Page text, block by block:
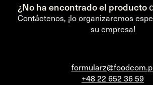
¿No ha encontrado el producto
Contáctenos, ¡lo organizaremos
su empresa!
+48 22 652 36 59